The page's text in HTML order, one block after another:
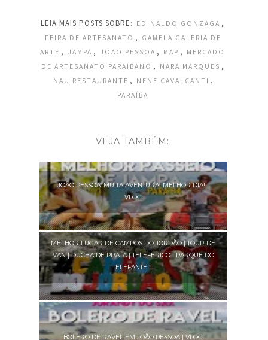
LEIA MAIS POSTS SOBRE: EDINALDO GONZAGA ,
FEIRA DE ARTESANATO ,
GAMELA GALERIA DE
ARTE , JAMPA , JOAO PESSOA , MAP ,
MERCADO
DE ARTESANATO PARAIBANO , NARA MARQUES ,
NAU RESTAURANTE , NENE CAVALCANTI ,
PARAÍBA
VEJA TAMBÉM:
JOÃO PESSOA: MUITA AVENTURA! MELHOR DIA! |
VLOG
MELHOR LUGAR DE CAMPOS DO JORDÃO | TOUR DE
VAN | DUCHA DE PRATA | TELEFERICO | PARQUE DO
ELEFANTE |
BOLERO DE RAVEL EM JOÃO PESSOA | VLOG